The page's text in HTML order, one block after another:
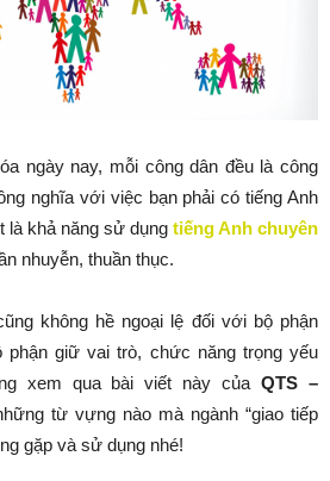
ngày nay, mỗi công dân đều là công
nghĩa với việc bạn phải có tiếng Anh
là khả năng sử dụng tiếng Anh chuyên
nhuyễn, thuần thục.
không hề ngoại lệ đối với bộ phận
phận giữ vai trò, chức năng trọng yếu
xem qua bài viết này củaQTS –
từ vựng nào mà ngành “giao tiếp
gặp và sử dụng nhé!